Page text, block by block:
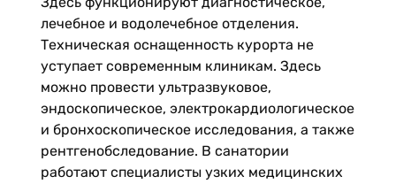
лечебное и водолечебное отделения.
Техническая оснащенность курорта не
уступает современным клиникам. Здесь
можно провести ультразвуковое,
эндоскопическое, электрокардиологическое
и бронхоскопическое исследования, а также
рентгенобследование. В санатории
работают специалисты узких медицинских